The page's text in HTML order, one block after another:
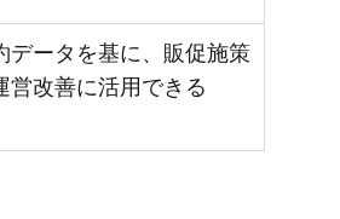
データを基に、販促施策
営改善に活用できる